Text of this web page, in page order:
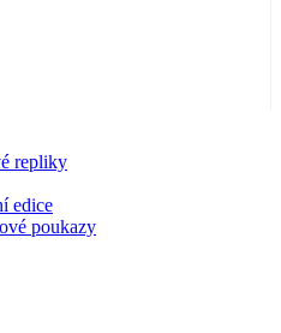
repliky
edice
poukazy
www.kalaswear.sk
www.kalaswear.sk
www.kalaswear.sk